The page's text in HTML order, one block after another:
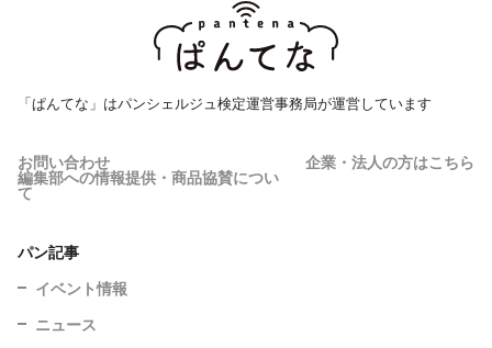
「ぱんてな」はパンシェルジュ検定運営事務局が運営しています
お問い合わせ 企業・法人の方はこちら
編集部への情報提供・商品協賛につい
て
パン記事
イベント情報
ニュース